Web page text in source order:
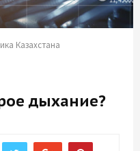
Казахстана
дыхание?